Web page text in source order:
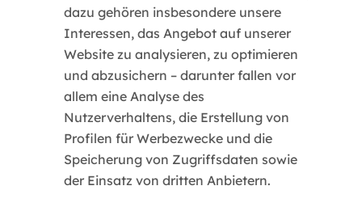
dazu gehören insbesondere unsere
Interessen, das Angebot auf unserer
Website zu analysieren, zu optimieren
und abzusichern – darunter fallen vor
allem eine Analyse des
Nutzerverhaltens, die Erstellung von
Profilen für Werbezwecke und die
Speicherung von Zugriffsdaten sowie
der Einsatz von dritten Anbietern.